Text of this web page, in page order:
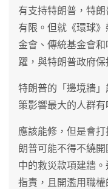
有支持特朗普，特
有限。但就《環球
金會、傳統基金會
躍，與特朗普政府保
特朗普的「邊境牆
策影響最大的人群有
應該能修，但是會
朗普可能不得不繞
中的救災款項建牆
指責，且開濫用職